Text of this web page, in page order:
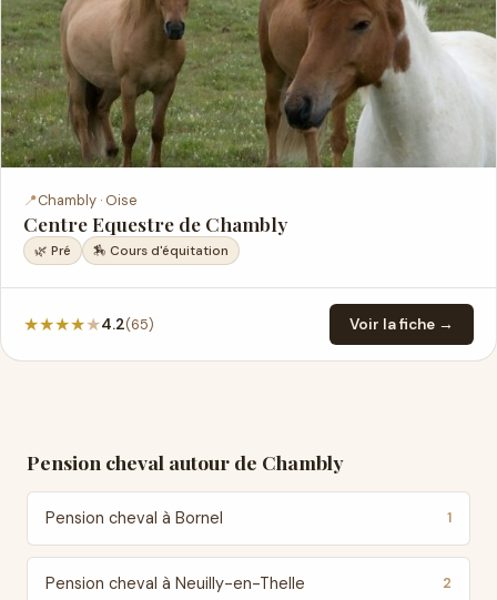
📍Chambly · Oise
Centre Equestre de Chambly
🌿 Pré 🏇 Cours d'équitation
★★★★★4.2(65) Voir la fiche →
Pension cheval autour de Chambly
Pension cheval à Bornel 1
Pension cheval à Neuilly-en-Thelle 2